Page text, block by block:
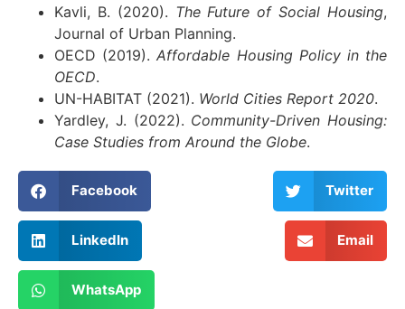
Kavli, B. (2020). The Future of Social Housing,
Journal of Urban Planning.
OECD (2019).Affordable Housing Policy in the
OECD.
UN-HABITAT (2021). World Cities Report 2020.
Yardley, J. (2022). Community-Driven Housing:
Case Studies from Around the Globe.
Facebook Twitter
LinkedIn Email
WhatsApp